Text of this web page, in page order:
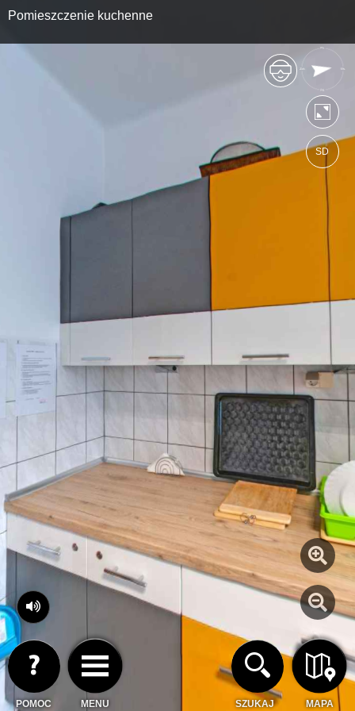
https://zsckrsejny.wkraj.pl
Pomieszczenie kuchenne
MENU MAPA
POMOC
SD
SZUKAJ